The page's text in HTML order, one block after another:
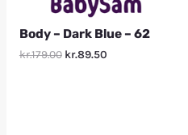
Body – Dark Blue – 62
kr.179.00 kr.89.50